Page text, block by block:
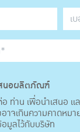
สนอผลิตภัณฑ์
ท่าน เพื่อนำเสนอ แ
าจเกินความคาดหม
มูลไว้กับบริษัท